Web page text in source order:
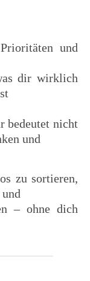
und
dir wirklich
bedeutet nicht
und
zu sortieren,
– ohne dich